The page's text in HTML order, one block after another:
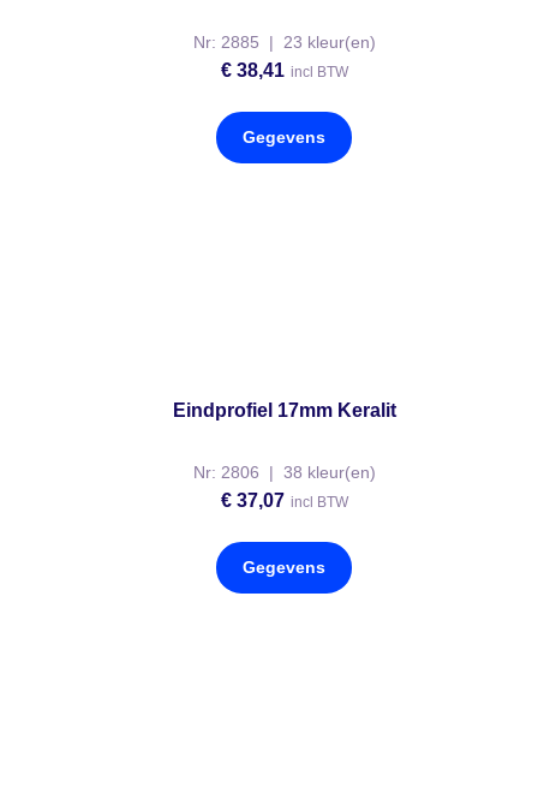
Nr: 2885 | 23 kleur(en)
€38,41 incl BTW
Gegevens
Eindprofiel 17mm Keralit
Nr: 2806 | 38 kleur(en)
€37,07 incl BTW
Gegevens